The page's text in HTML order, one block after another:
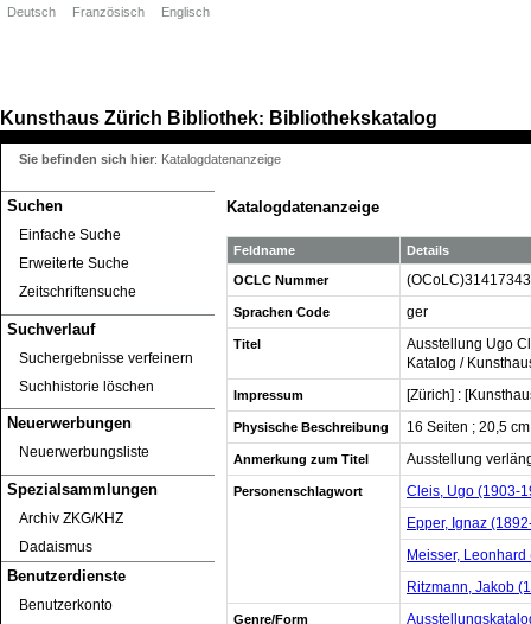
Kunsthaus Zürich Bibliothek: Bibliothekskatalog
Suchen
Einfache Suche
Erweiterte Suche
Zeitschriftensuche
Suchverlauf
Suchergebnisse verfeinern
Suchhistorie löschen
Neuerwerbungen
Neuerwerbungsliste
Spezialsammlungen
Archiv ZKG/KHZ
Dadaismus
Benutzerdienste
Benutzerkonto
Deutsch Französisch Englisch
Sie befinden sich hier: Katalogdatenanzeige
Katalogdatenanzeige
Feldname Details
OCLC Nummer
Sprachen Code ger
Titel
Ausstellung Ugo
Katalog /
Impressum [Zürich] :
Physische Beschreibung 16 Seiten ; 20,5 cm
Anmerkung zum Titel Ausstellung
Personenschlagwort
Cleis, Ugo (1903-
Epper, Ignaz
Meisser,
Ritzmann, Jakob
Genre/Form